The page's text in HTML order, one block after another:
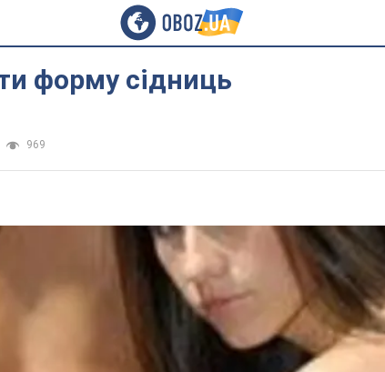
форму сідниць
969